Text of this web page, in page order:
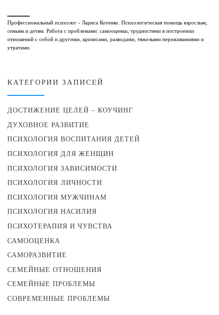
Профессиональный психолог - Лариса Котенко. Психологическая помощь взрослым,
семьям и детям. Работа с проблемами: самооценки, трудностями в построении
отношений с собой и другими, кризисами, разводами, тяжелыми переживаниями и
утратами.
КАТЕГОРИИ ЗАПИСЕЙ
ДОСТИЖЕНИЕ ЦЕЛЕЙ – КОУЧИНГ
ДУХОВНОЕ РАЗВИТИЕ
ПСИХОЛОГИЯ ВОСПИТАНИЯ ДЕТЕЙ
ПСИХОЛОГИЯ ДЛЯ ЖЕНЩИН
ПСИХОЛОГИЯ ЗАВИСИМОСТИ
ПСИХОЛОГИЯ ЛИЧНОСТИ
ПСИХОЛОГИЯ МУЖЧИНАМ
ПСИХОЛОГИЯ НАСИЛИЯ
ПСИХОТЕРАПИЯ И ЧУВСТВА
САМООЦЕНКА
САМОРАЗВИТИЕ
СЕМЕЙНЫЕ ОТНОШЕНИЯ
СЕМЕЙНЫЕ ПРОБЛЕМЫ
СОВРЕМЕННЫЕ ПРОБЛЕМЫ